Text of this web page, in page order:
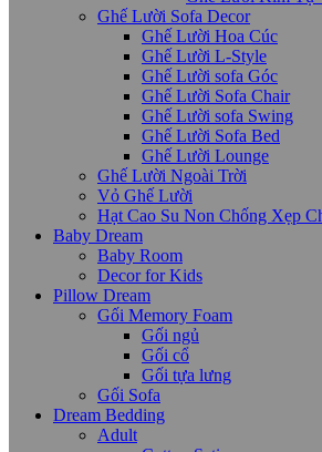
Ghế Lười Sofa Decor
Ghế Lười Hoa Cúc
Ghế Lười L-Style
Ghế Lười sofa Góc
Ghế Lười Sofa Chair
Ghế Lười sofa Swing
Ghế Lười Sofa Bed
Ghế Lười Lounge
Ghế Lười Ngoài Trời
Vỏ Ghế Lười
Hạt Cao Su Non Chống Xẹp
Baby Dream
Baby Room
Decor for Kids
Pillow Dream
Gối Memory Foam
Gối ngủ
Gối cổ
Gối tựa lưng
Gối Sofa
Dream Bedding
Adult